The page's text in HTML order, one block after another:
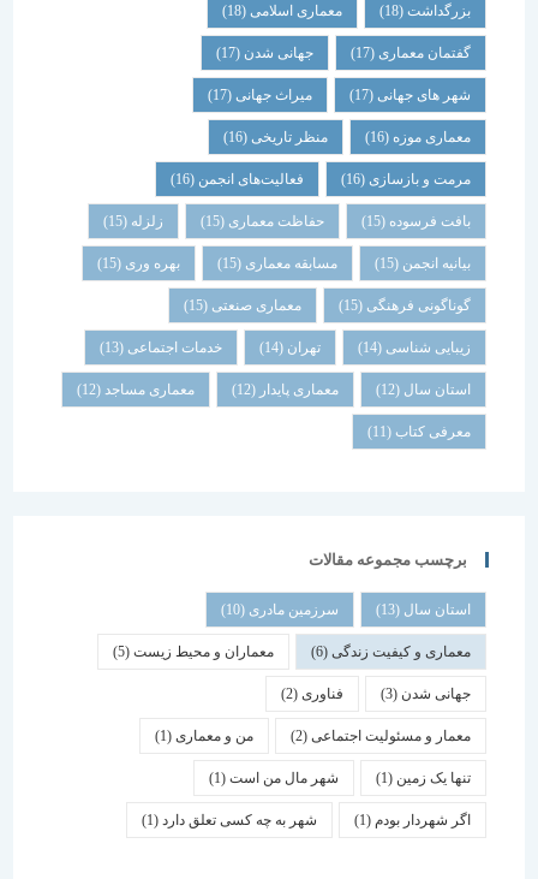
بزرگداشت (18) معماری اسلامی (18)
گفتمان معماری (17) جهانی شدن(17)
شهر های جهانی(17) میراث جهانی(17)
معماری موزه (16) منظر تاریخی (16)
مرمت و بازسازی(16) فعالیت‌های انجمن(16)
بافت فرسوده (15) حفاظت معماری (15) زلزله
بیانیه انجمن(15) مسابقه معماری (15) بهره وری(15)
گوناگونی فرهنگی (15) معماری صنعتی(15)
زیبایی شناسی (14) تهران خدمات اجتماعی(13)
استان سال(12) معماری پایدار (12) معماری مساجد(12)
معرفی کتاب(11)
برچسب مجموعه مقالات
استان سال(13) سرزمین مادری(10)
معماری و کیفیت زندگی(6) معماران و محیط زیست(5)
جهانی شدن(3) فناوری (2)
معمار و مسئولیت اجتماعی(2) من و معماری (1)
تنها یک زمین(1) شهر مال من است(1)
اگر شهردار بودم (1) شهر به چه کسی تعلق دارد(1)